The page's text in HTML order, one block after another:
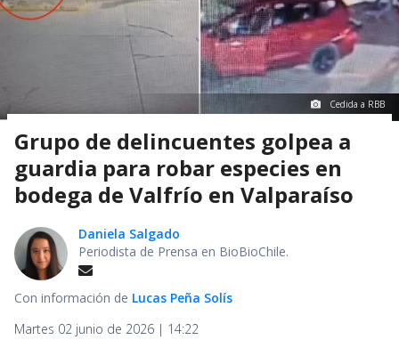
Cedida a RBB
Grupo de delincuentes golpea a
guardia para robar especies en
bodega de Valfrío en Valparaíso
Daniela Salgado
Periodista de Prensa en BioBioChile.
Con información de Lucas Peña Solís
Martes 02 junio de 2026 | 14:22